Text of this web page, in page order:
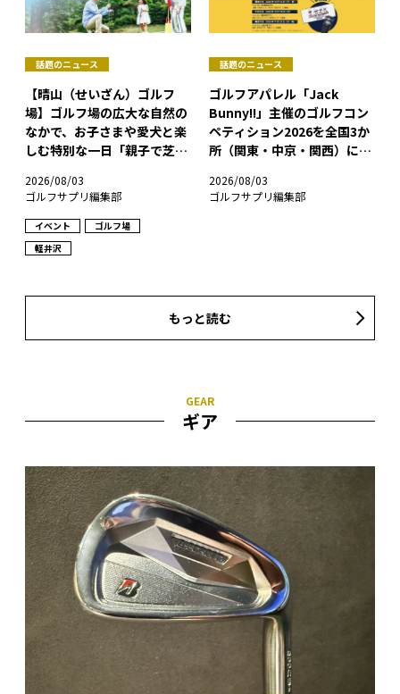
話題のニュース
【晴山（せいざん）ゴルフ
場】ゴルフ場の広大な自然の
なかで、お子さまや愛犬と楽
しむ特別な一日「親子で芝生
2026/08/03
ゴルフサプリ編集部
イベント
ゴルフ場
軽井沢
話題のニュース
ゴルフアパレル「Jack
Bunny!!」主催のゴルフコン
ペティション2026を全国3か
所（関東・中京・関西）にて
2026/08/03
ゴルフサプリ編集部
もっと読む
ギア